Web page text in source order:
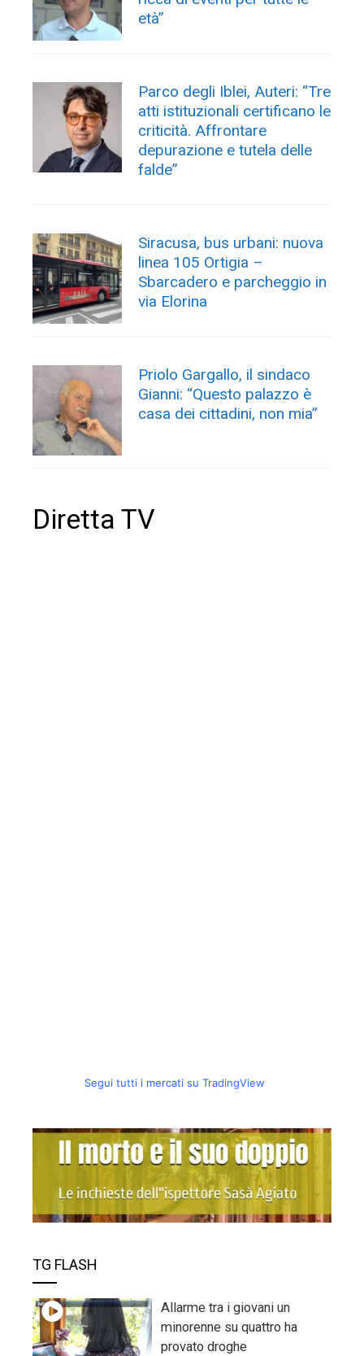
età”
Parco degli Iblei, Auteri: “Tre
atti istituzionali certificano le
criticità. Affrontare
depurazione e tutela delle
falde”
Siracusa, bus urbani: nuova
linea 105 Ortigia –
Sbarcadero e parcheggio in
via Elorina
Priolo Gargallo, il sindaco
Gianni: “Questo palazzo è
casa dei cittadini, non mia”
Diretta TV
Segui tutti i mercati su TradingView
TG FLASH
Allarme tra i giovani un
minorenne su quattro ha
provato droghe